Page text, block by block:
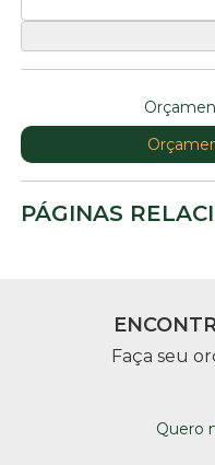
PÁGINAS
Faça seu
Quero